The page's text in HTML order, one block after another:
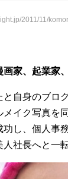
2011/11/
家、起業家
と自身のブロ
イク写真を
し、個人事
社長へと一